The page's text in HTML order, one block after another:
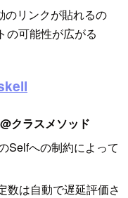
のリンクが貼れるの
の可能性が広がる
クラスメソッド
Selfへの制約によって
数は自動で遅延評価さ